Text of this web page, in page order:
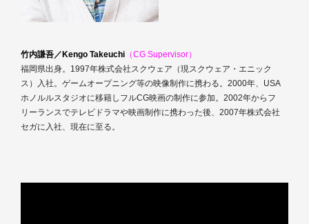
竹内謙吾／Kengo Takeuchi （CG Supervisor）
福岡県出身。1997年株式会社スクウェア（現スクウェア・エニック
ス）入社。ゲームオープニング等の映像制作に携わる。2000年、USA
ホノルルスタジオに移籍しフルCG映画の制作に参加。2002年からフ
リーランスでテレビドラマや映画制作に携わった後、2007年株式会社
セガに入社、現在に至る。